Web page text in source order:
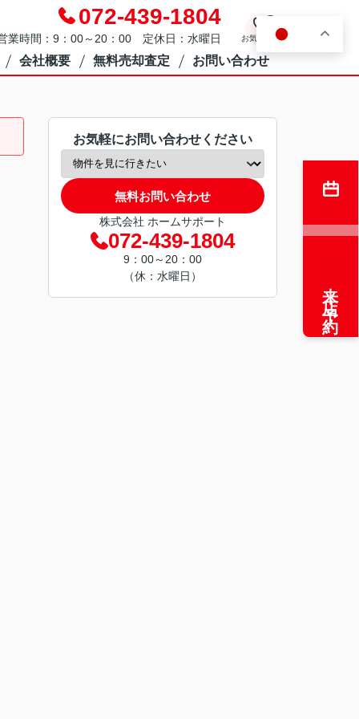
072-439-1804
業時間：9：00～20：00 定休日：水曜日 お気に入り
会社概要 無料売却査定 お問い合わせ
お気軽にお問い合わせください
無料お問い合わせ
株式会社 ホームサポート
072-439-1804
9：00～20：00
（休：水曜日）
来店予約